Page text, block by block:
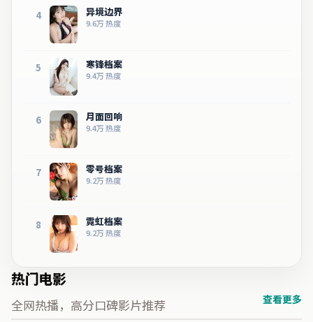
4 异境边界
9.6万热度
5 寒锋档案
9.4万热度
6 月面回响
9.4万热度
7 零号档案
9.2万热度
8 霓虹档案
9.2万热度
热门电影
全网热播，高分口碑影片推荐 查看更多